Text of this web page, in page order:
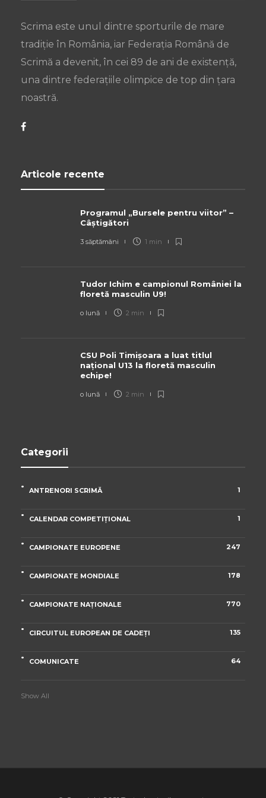
Scrima este unul dintre sporturile de mare
tradiție în România, iar Federația Română de
Scrimă a devenit, în cei 89 de ani de existență,
una dintre federațiile olimpice de top din țara
noastră.
Articole recente
Programul „Bursele pentru viitor” –
Câștigători
3 săptămâni 1 min
Tudor Ichim e campionul României la
floretă masculin U9!
o lună 2 min
CSU Poli Timișoara a luat titlul
național U13 la floretă masculin
echipe!
o lună 2 min
Categorii
ANTRENORI SCRIMĂ 1
CALENDAR COMPETIȚIONAL 1
CAMPIONATE EUROPENE 247
CAMPIONATE MONDIALE 178
CAMPIONATE NAȚIONALE 770
CIRCUITUL EUROPEAN DE CADEȚI 135
COMUNICATE 64
Show All